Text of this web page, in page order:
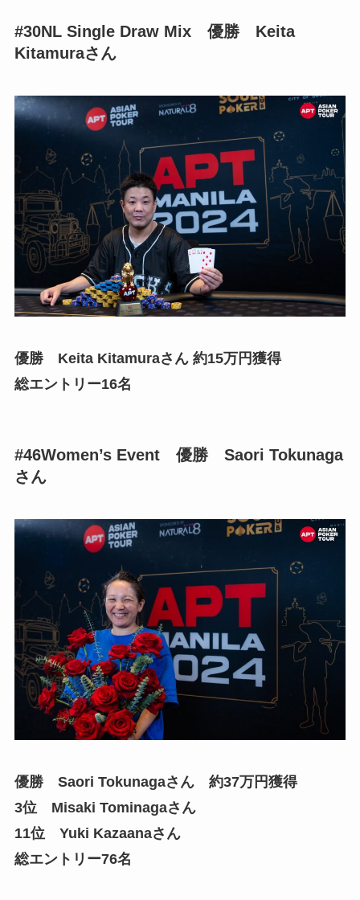
#30NL Single Draw Mix 優勝 Keita
Kitamuraさん
優勝 Keita Kitamuraさん 約15万円獲得
総エントリー16名
#46Women’s Event 優勝 Saori Tokunaga
さん
優勝 Saori Tokunagaさん 約37万円獲得
3位 Misaki Tominagaさん
11位 Yuki Kazaanaさん
総エントリー76名